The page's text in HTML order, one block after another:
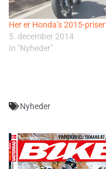
Her er Honda’s 2015-priser
5. december 2014
In "Nyheder"
Nyheder